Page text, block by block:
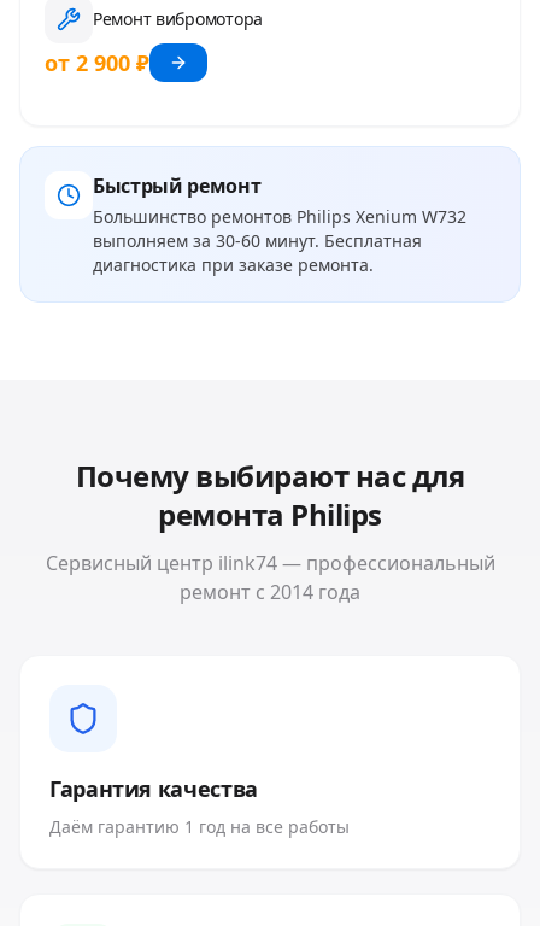
Ремонт вибромотора
от 2 900 ₽
Быстрый ремонт
Большинство ремонтов Philips Xenium W732
выполняем за 30-60 минут. Бесплатная
диагностика при заказе ремонта.
Почему выбирают нас для
ремонта Philips
Сервисный центр ilink74 — профессиональный
ремонт с 2014 года
Гарантия качества
Даём гарантию 1 год на все работы